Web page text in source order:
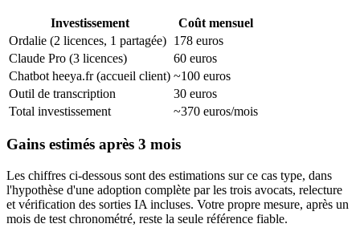
Investissement
Coût mensuel
Ordalie (2 licences, 1 partagée) 178 euros
Claude Pro (3 licences)
60 euros
Chatbot heeya.fr (accueil client) ~100 euros
Outil de transcription
30 euros
Total investissement
~370 euros/mois
Gains estimés après 3 mois
Les chiffres ci-dessous sont des estimations sur ce cas type, dans
l'hypothèse d'une adoption complète par les trois avocats, relecture
et vérification des sorties IA incluses. Votre propre mesure, après un
mois de test chronométré, reste la seule référence fiable.